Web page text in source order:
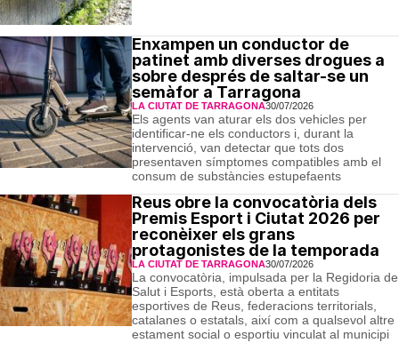
Enxampen un conductor de
patinet amb diverses drogues a
sobre després de saltar-se un
semàfor a Tarragona
LA CIUTAT DE TARRAGONA30/07/2026
Els agents van aturar els dos vehicles per
identificar-ne els conductors i, durant la
intervenció, van detectar que tots dos
presentaven símptomes compatibles amb el
consum de substàncies estupefaents
Reus obre la convocatòria dels
Premis Esport i Ciutat 2026 per
reconèixer els grans
protagonistes de la temporada
LA CIUTAT DE TARRAGONA30/07/2026
La convocatòria, impulsada per la Regidoria de
Salut i Esports, està oberta a entitats
esportives de Reus, federacions territorials,
catalanes o estatals, així com a qualsevol altre
estament social o esportiu vinculat al municipi